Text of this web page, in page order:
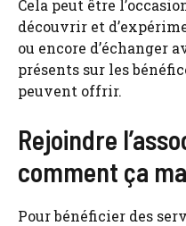
Cela peut être
découvrir et
ou encore d’échanger
présents sur les
peuvent offrir.
Rejoindre
comment ça
Pour bénéficier des